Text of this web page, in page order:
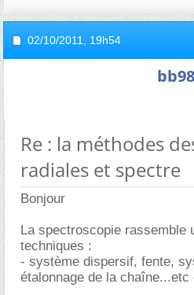
02/10/2011, 19h54
bb98
Re : la méthodes
radiales et spectre
Bonjour
La spectroscopie rassemble
techniques :
- système dispersif, fente,
étalonnage de la chaîne...etc